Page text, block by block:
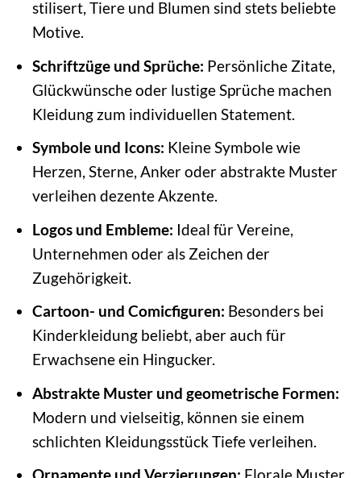
stilisert, Tiere und Blumen sind stets beliebte
Motive.
Schriftzüge und Sprüche: Persönliche Zitate,
Glückwünsche oder lustige Sprüche machen
Kleidung zum individuellen Statement.
Symbole und Icons: Kleine Symbole wie
Herzen, Sterne, Anker oder abstrakte Muster
verleihen dezente Akzente.
Logos und Embleme: Ideal für Vereine,
Unternehmen oder als Zeichen der
Zugehörigkeit.
Cartoon- und Comicfiguren: Besonders bei
Kinderkleidung beliebt, aber auch für
Erwachsene ein Hingucker.
Abstrakte Muster und geometrische Formen:
Modern und vielseitig, können sie einem
schlichten Kleidungsstück Tiefe verleihen.